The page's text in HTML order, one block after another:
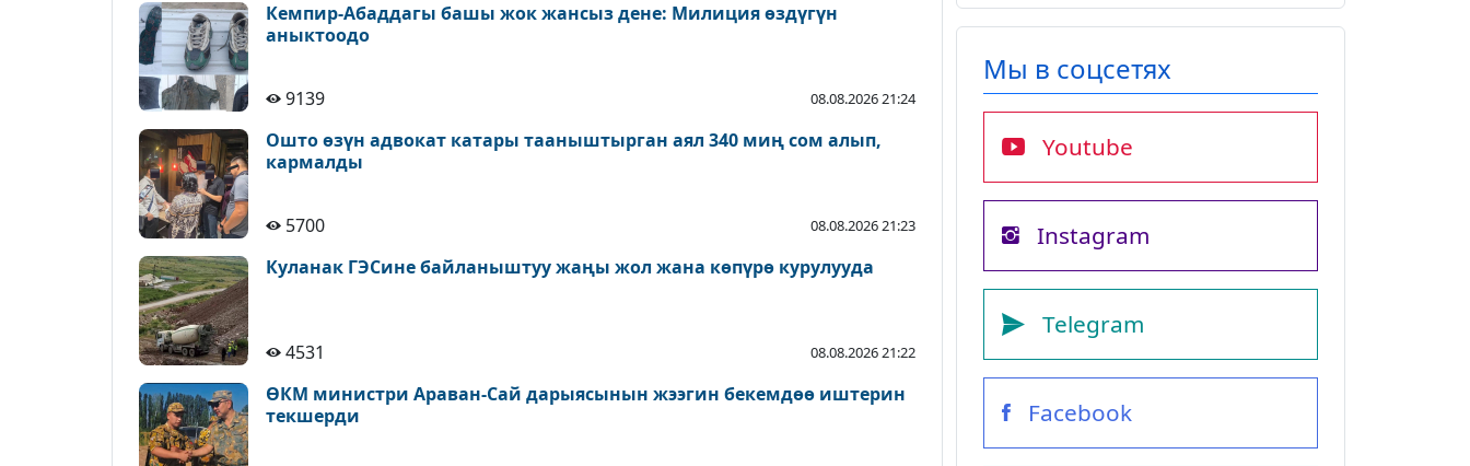
Кемпир-Абаддагы башы жок жансыз дене: Милиция өздүгүн
аныктоодо
9139 08.08.2026 21:24
Ошто өзүн адвокат катары тааныштырган аял 340 миң сом алып,
кармалды
5700 08.08.2026 21:23
Куланак ГЭСине байланыштуу жаңы жол жана көпүрө курулууда
4531 08.08.2026 21:22
ӨКМ министри Араван-Сай дарыясынын жээгин бекемдөө иштерин
текшерди
Мы в соцсетях
Youtube
Instagram
Telegram
Facebook